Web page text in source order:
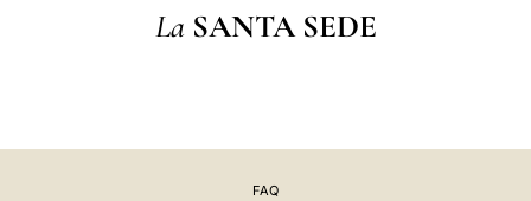
La SANTA SEDE
FAQ